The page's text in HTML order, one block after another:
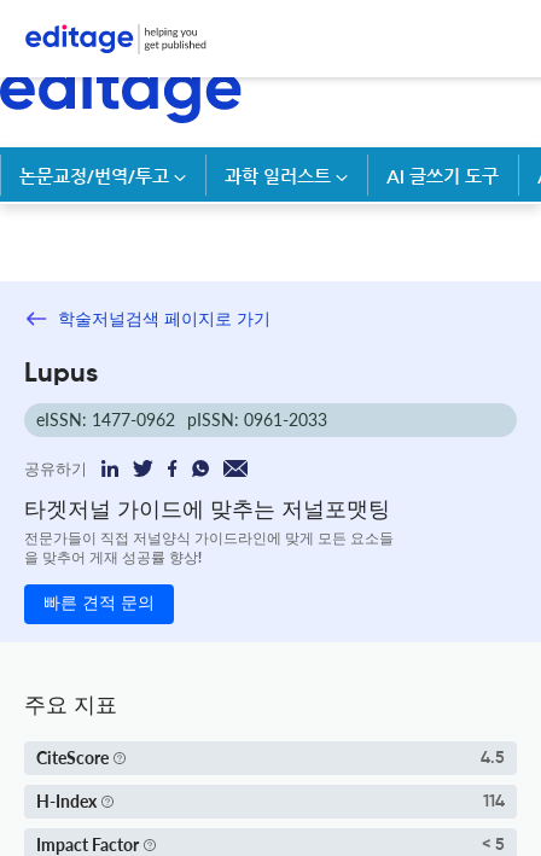
논문교정/번역/투고 과학 일러스트 AI 글쓰기 도구
학술저널검색 페이지로 가기
Lupus
eISSN: 1477-0962 pISSN: 0961-2033
공유하기
타겟저널 가이드에 맞추는 저널포맷팅
전문가들이 직접 저널양식 가이드라인에 맞게 모든 요소들
을 맞추어 게재 성공률 향상!
빠른 견적 문의
주요 지표
CiteScore 4.5
H-Index 114
Impact Factor < 5